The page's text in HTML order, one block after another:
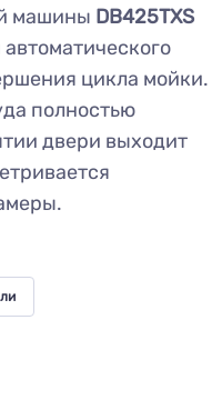
машины DB425TXS
цикла мойки.
полностью
двери выходит